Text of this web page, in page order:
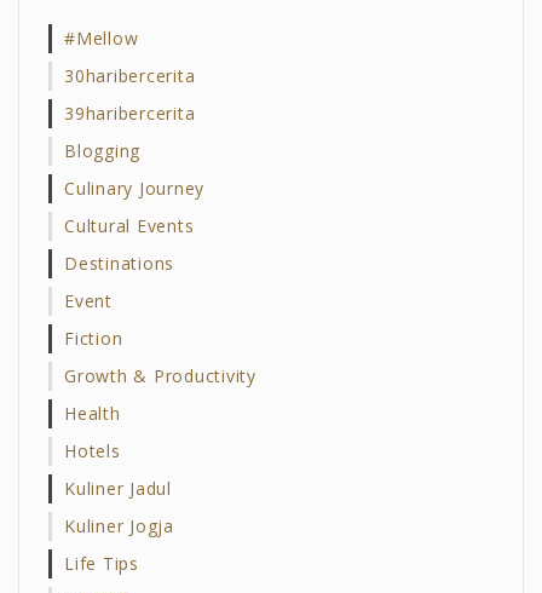
#mellow
30haribercerita
39haribercerita
Blogging
Culinary Journey
Cultural Events
Destinations
Event
Fiction
Growth & Productivity
Health
Hotels
Kuliner Jadul
Kuliner Jogja
Life Tips